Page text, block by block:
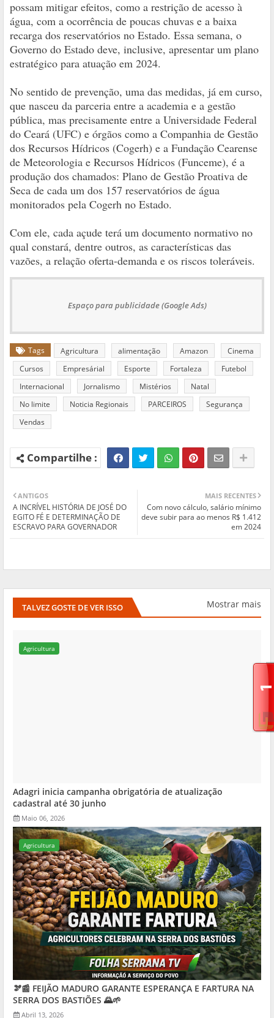
possam mitigar efeitos, como a restrição de acesso à
água, com a ocorrência de poucas chuvas e a baixa
recarga dos reservatórios no Estado. Essa semana, o
Governo do Estado deve, inclusive, apresentar um plano
estratégico para atuação em 2024.
No sentido de prevenção, uma das medidas, já em curso,
que nasceu da parceria entre a academia e a gestão
pública, mas precisamente entre a Universidade Federal
do Ceará (UFC) e órgãos como a Companhia de Gestão
dos Recursos Hídricos (Cogerh) e a Fundação Cearense
de Meteorologia e Recursos Hídricos (Funceme), é a
produção dos chamados: Plano de Gestão Proativa de
Seca de cada um dos 157 reservatórios de água
monitorados pela Cogerh no Estado.
Com ele, cada açude terá um documento normativo no
qual constará, dentre outros, as características das
vazões, a relação oferta-demanda e os riscos toleráveis.
Espaço para publicidade (Google Ads)
Tags Agricultura alimentação Amazon
Cinema
Cursos
Empresárial Esporte Fortaleza
Futebol
Internacional
Jornalismo Mistérios
Natal
No limite
Noticia Regionais PARCEIROS
Segurança
Vendas
MAIS RECENTES
Com novo cálculo, salário mínimo
deve subir para ao menos R$ 1.412
em 2024
ANTIGOS
A INCRÍVEL HISTÓRIA DE JOSÉ DO
EGITO FÉ E DETERMINAÇÃO DE
ESCRAVO PARA GOVERNADOR
TALVEZ GOSTE DE VER ISSO Mostrar mais
Agricultura
Adagri inicia campanha obrigatória de atualização
cadastral até 30 junho
Maio 06, 2026
Agricultura
🫘📰 FEIJÃO MADURO GARANTE ESPERANÇA E FARTURA NA
SERRA DOS BASTIÕES 🌄🌱
Abril 13, 2026